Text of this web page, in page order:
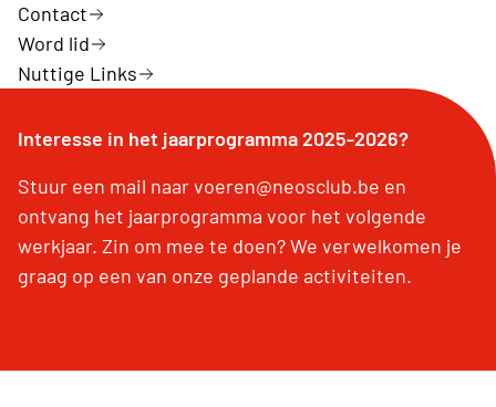
Contact
Word lid
Nuttige Links
Interesse in het jaarprogramma 2025-2026?
Stuur een mail naar voeren@neosclub.be en
ontvang het jaarprogramma voor het volgende
werkjaar. Zin om mee te doen? We verwelkomen je
graag op een van onze geplande activiteiten.